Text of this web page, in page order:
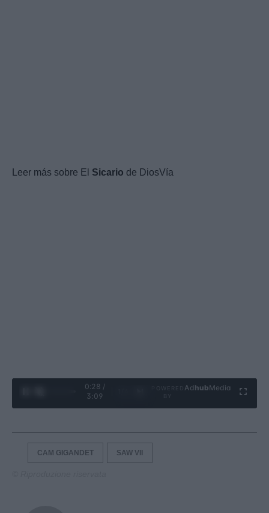
Leer más sobre El Sicario de DiosVía
0:29 /
3:09
Ad hubMedia
CAM GIGANDET SAW VII